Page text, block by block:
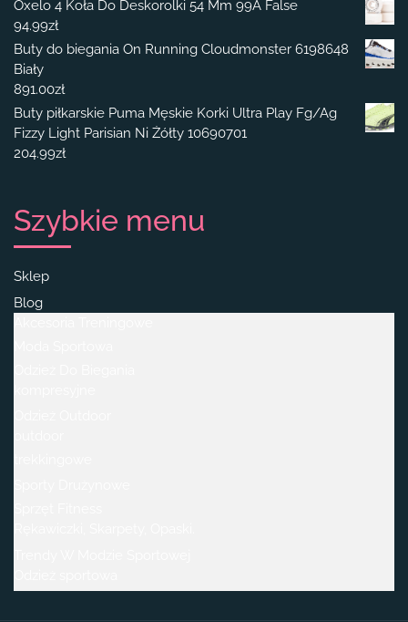
Oxelo 4 Koła Do Deskorolki 54 Mm 99A False
94.99zł
Buty do biegania On Running Cloudmonster 6198648
Biały
891.00zł
Buty piłkarskie Puma Męskie Korki Ultra Play Fg/Ag
Fizzy Light Parisian Ni Żółty 10690701
204.99zł
Szybkie menu
Sklep
Blog